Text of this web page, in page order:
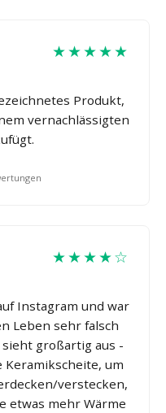
★★★★★
Produkt,
vernachlässigten
★★★★☆
Instagram und war
Leben sehr falsch
großartig aus -
Keramikscheite, um
verstecken,
etwas mehr Wärme